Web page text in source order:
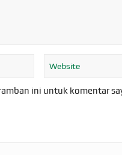
ini untuk komentar